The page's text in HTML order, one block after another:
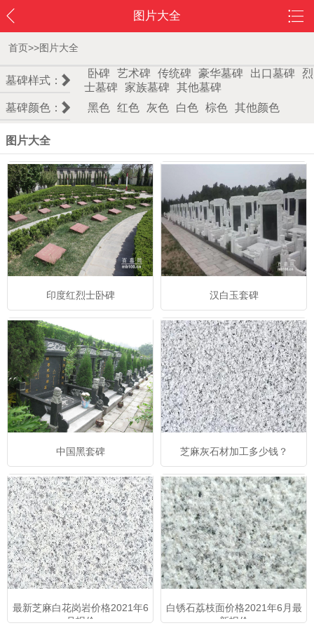
图片大全
首页>>图片大全
墓碑样式：
卧碑 艺术碑 传统碑 豪华墓碑 出口墓碑 烈
士墓碑
家族墓碑 其他墓碑
墓碑颜色：
黑色 红色 灰色 白色 棕色 其他颜色
图片大全
印度红烈士卧碑 汉白玉套碑
中国黑套碑 芝麻灰石材加工多少钱？
最新芝麻白花岗岩价格2021年6
月报价
白锈石荔枝面价格2021年6月最
新报价